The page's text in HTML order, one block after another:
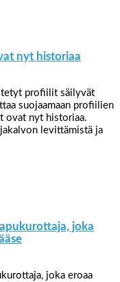
nyt historiaa
profiilit säilyvät
suojaamaan profiilien
ovat nyt historiaa.
levittämistä ja
joka
joka eroaa